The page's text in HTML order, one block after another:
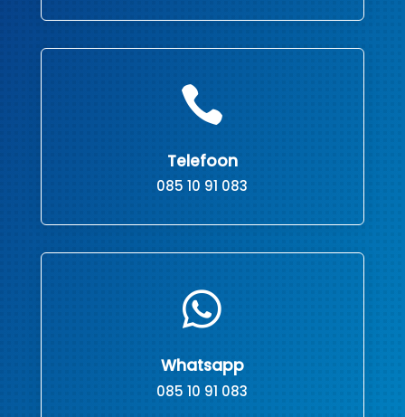

Telefoon
085 10 91 083

Whatsapp
085 10 91 083